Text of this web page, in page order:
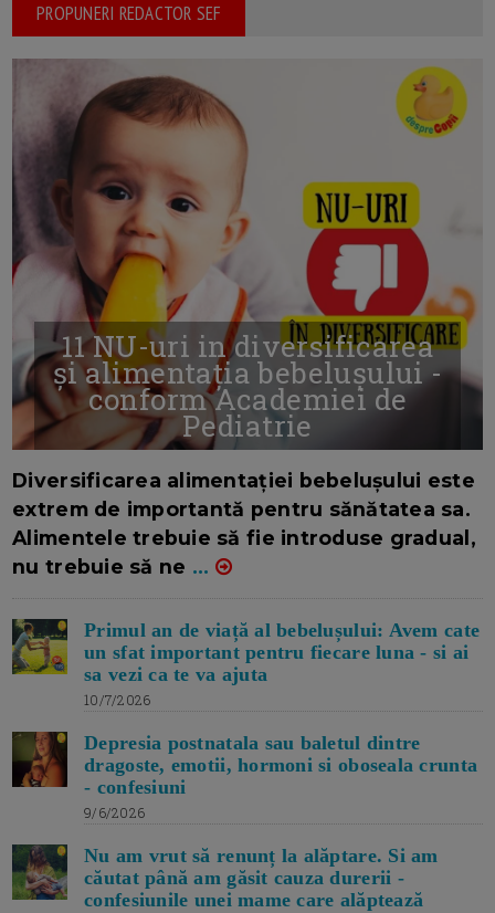
PROPUNERI REDACTOR SEF
11 NU-uri in diversificarea
și alimentația bebelușului -
conform Academiei de
Pediatrie
Diversificarea alimentației bebelușului este
extrem de importantă pentru sănătatea sa.
Alimentele trebuie să fie introduse gradual,
nu trebuie să ne ...
Primul an de viață al bebelușului: Avem cate
un sfat important pentru fiecare luna - si ai
sa vezi ca te va ajuta
10/7/2026
Depresia postnatala sau baletul dintre
dragoste, emotii, hormoni si oboseala crunta
- confesiuni
9/6/2026
Nu am vrut să renunț la alăptare. Si am
căutat până am găsit cauza durerii -
confesiunile unei mame care alăptează